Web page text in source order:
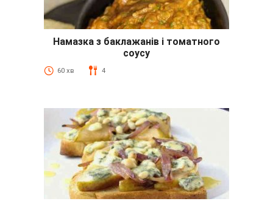
Намазка з баклажанів і томатного
соусу
60 хв 4